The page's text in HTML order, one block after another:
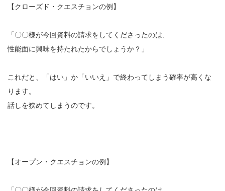
【クローズド・クエスチョンの例】
「〇〇様が今回資料の請求をしてくださったのは、
性能面に興味を持たれたからでしょうか？」
これだと、「はい」か「いいえ」で終わってしまう確率が高くな
ります。
話しを狭めてしまうのです。
【オープン・クエスチョンの例】